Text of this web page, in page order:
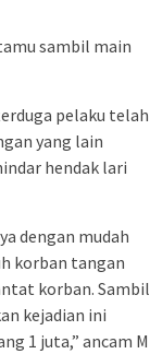
sambil main
pelaku telah
yang lain
hendak lari
dengan mudah
korban tangan
korban. Sambil
kejadian ini
1 juta,” ancam M